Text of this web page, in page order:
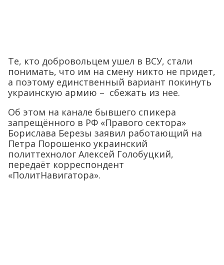
Те, кто добровольцем ушел в ВСУ, стали
понимать, что им на смену никто не придет,
а поэтому единственный вариант покинуть
украинскую армию – сбежать из нее.
Об этом на канале бывшего спикера
запрещённого в РФ «Правого сектора»
Борислава Березы заявил работающий на
Петра Порошенко украинский
политтехнолог Алексей Голобуцкий,
передаёт корреспондент
«ПолитНавигатора».